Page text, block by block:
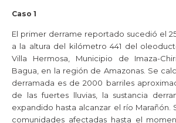
Caso 1
El primer derrame reportado sucedió el
a la altura del kilómetro 441 del
Villa Hermosa, Municipio de Imaza-
Bagua, en la región de Amazonas. Se
derramada es de 2000 barriles
de las fuertes lluvias, la sustancia
expandido hasta alcanzar el río Marañón.
comunidades afectadas hasta el